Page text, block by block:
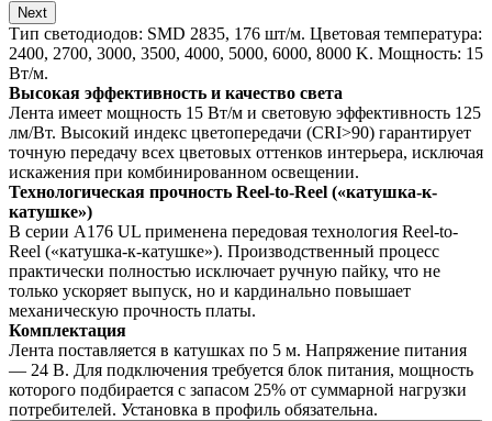
Next
Тип светодиодов: SMD 2835, 176 шт/м. Цветовая температура:
2400, 2700, 3000, 3500, 4000, 5000, 6000, 8000 K. Мощность: 15
Вт/м.
Высокая эффективность и качество света
Лента имеет мощность 15 Вт/м и световую эффективность 125
лм/Вт. Высокий индекс цветопередачи (CRI>90) гарантирует
точную передачу всех цветовых оттенков интерьера, исключая
искажения при комбинированном освещении.
Технологическая прочность Reel-to-Reel («катушка-к-
катушке»)
В серии A176 UL применена передовая технология Reel-to-
Reel («катушка-к-катушке»). Производственный процесс
практически полностью исключает ручную пайку, что не
только ускоряет выпуск, но и кардинально повышает
механическую прочность платы.
Комплектация
Лента поставляется в катушках по 5 м. Напряжение питания
— 24 В. Для подключения требуется блок питания, мощность
которого подбирается с запасом 25% от суммарной нагрузки
потребителей. Установка в профиль обязательна.